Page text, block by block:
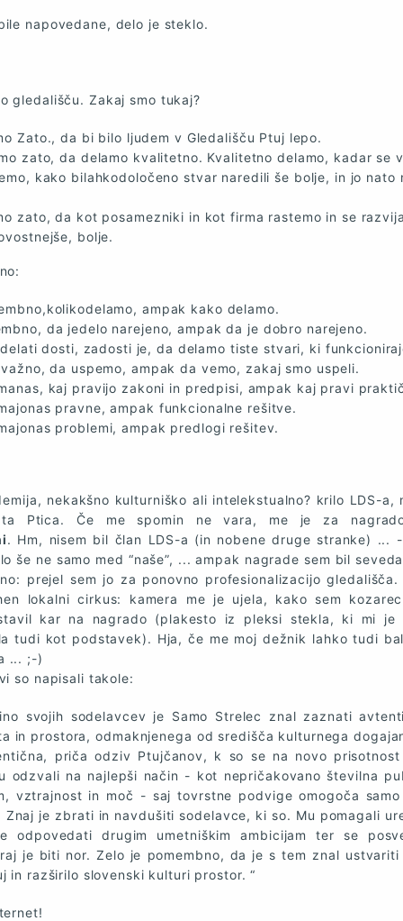
napovedane, delo je steklo.
gledališču. Zakaj smo tukaj?
Zato., da bi bilo ljudem v Gledališču Ptuj lepo.
zato, da delamo kvalitetno. Kvalitetno delamo, kadar se
kako bilahkodoločeno stvar naredili še bolje, in jo nato
zato, da kot posamezniki in kot firma rastemo in se
bolje.
ampak kako delamo.
da jedelo narejeno, ampak da je dobro narejeno.
dosti, zadosti je, da delamo tiste stvari, ki
da uspemo, ampak da vemo, zakaj smo uspeli.
kaj pravijo zakoni in predpisi, ampak kaj pravi
pravne, ampak funkcionalne rešitve.
problemi, ampak predlogi rešitev.
nekakšno kulturniško ali intelekstualno? krilo LDS-a,
Ptica. Če me spomin ne vara, me je za
. Hm, nisem bil član LDS-a (in nobene druge stranke) ...
še ne samo med “naše”, ... ampak nagrade sem bil
prejel sem jo za ponovno profesionalizacijo
lokalni cirkus: kamera me je ujela, kako sem
kar na nagrado (plakesto iz pleksi stekla, ki mi
tudi kot podstavek). Hja, če me moj dežnik lahko tudi
... ;-)
so napisali takole:
svojih sodelavcev je Samo Strelec znal zaznati
in prostora, odmaknjenega od središča kulturnega
priča odziv Ptujčanov, k so se na novo
odzvali na najlepši način - kot nepričakovano številna
vztrajnost in moč - saj tovrstne podvige omogoča samo
Znaj je zbrati in navdušiti sodelavce, ki so. Mu pomagali
odpovedati drugim umetniškim ambicijam ter se
je biti nor. Zelo je pomembno, da je s tem znal
in razširilo slovenski kulturi prostor. “